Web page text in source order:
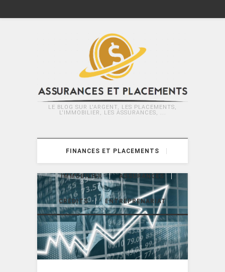
LE BLOG SUR L'ARGENT, LES PLACEMENTS,
L'IMMOBILIER, LES ASSURANCES, ...
FINANCES ET PLACEMENTS
IMMOBILIER ASSURANCES
CRÉDITS ENTREPRENARIAT